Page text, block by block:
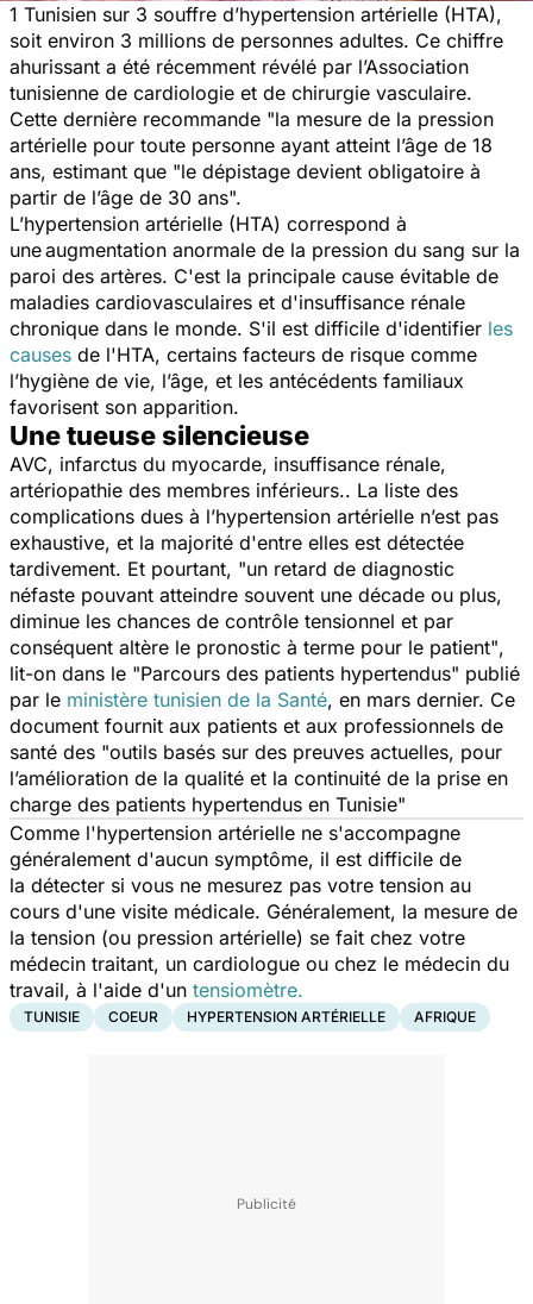
1 Tunisien sur 3 souffre d’hypertension artérielle (HTA),
soit environ 3 millions de personnes adultes. Ce chiffre
ahurissant a été récemment révélé par l’Association
tunisienne de cardiologie et de chirurgie vasculaire.
Cette dernière recommande "la mesure de la pression
artérielle pour toute personne ayant atteint l’âge de 18
ans, estimant que "le dépistage devient obligatoire à
partir de l’âge de 30 ans".
L’hypertension artérielle (HTA) correspond à
une augmentation anormale de la pression du sang sur la
paroi des artères. C'est la principale cause évitable de
maladies cardiovasculaires et d'insuffisance rénale
chronique dans le monde. S'il est difficile d'identifier les
causes de l'HTA, certains facteurs de risque comme
l’hygiène de vie, l’âge, et les antécédents familiaux
favorisent son apparition.
Une tueuse silencieuse
AVC, infarctus du myocarde, insuffisance rénale,
artériopathie des membres inférieurs.. La liste des
complications dues à l’hypertension artérielle n’est pas
exhaustive, et la majorité d'entre elles est détectée
tardivement. Et pourtant, "un retard de diagnostic
néfaste pouvant atteindre souvent une décade ou plus,
diminue les chances de contrôle tensionnel et par
conséquent altère le pronostic à terme pour le patient",
lit-on dans le "Parcours des patients hypertendus" publié
par le ministère tunisien de la Santé, en mars dernier. Ce
document fournit aux patients et aux professionnels de
santé des "outils basés sur des preuves actuelles, pour
l’amélioration de la qualité et la continuité de la prise en
charge des patients hypertendus en Tunisie"
Comme l'hypertension artérielle ne s'accompagne
généralement d'aucun symptôme, il est difficile de
la détecter si vous ne mesurez pas votre tension au
cours d'une visite médicale. Généralement, la mesure de
la tension (ou pression artérielle) se fait chez votre
médecin traitant, un cardiologue ou chez le médecin du
travail, à l'aide d'un tensiomètre.
TUNISIE COEUR HYPERTENSION ARTÉRIELLE AFRIQUE